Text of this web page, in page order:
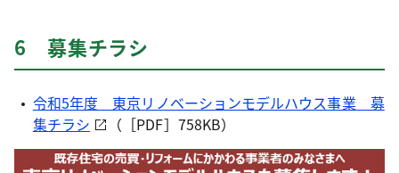
6 募集チラシ
令和5年度 東京リノベーションモデルハウス事業 募
集チラシ
（［PDF］758KB）